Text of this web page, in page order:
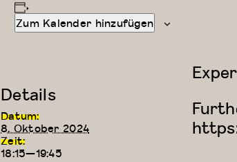
Zum Kalender hinzufügen
Details
Datum:
8. Oktober 2024
Zeit:
18:15—19:45